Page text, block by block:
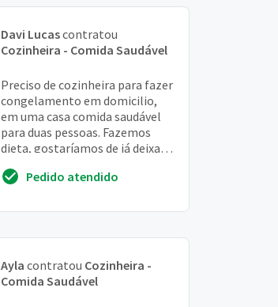
Davi Lucascontratou
Cozinheira - Comida Saudável
Preciso de cozinheira para fazer
congelamento em domicilio,
em uma casa comida saudável
para duas pessoas. Fazemos
dieta, gostaríamos de já deixar
preparada ou ...
Pedido atendido
Ayla contratou Cozinheira -
Comida Saudável